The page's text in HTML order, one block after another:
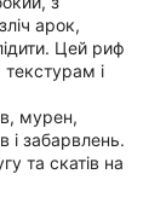
арок,
Цей риф
і
мурен,
і забарвлень.
та скатів на